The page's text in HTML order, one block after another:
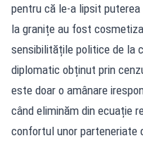
pentru că le-a lipsit
la granițe au fost
sensibilitățile politice de la
diplomatic obținut prin
este doar o amânare
când eliminăm din ecuație
confortul unor parteneriate